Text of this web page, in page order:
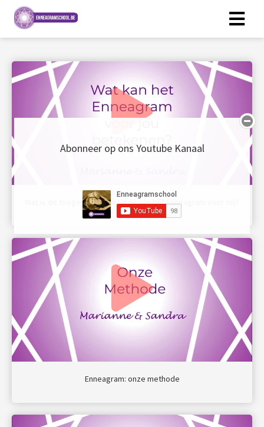
Abonneer op ons Youtube Kanaal
Wat is de toegevoegde waarde van het Enneagram voor mij?
Enneagram: onze methode